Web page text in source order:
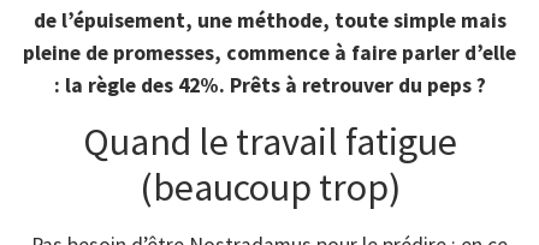
de l’épuisement, une méthode, toute simple mais
pleine de promesses, commence à faire parler d’elle
: la règle des 42%. Prêts à retrouver du peps ?
Quand le travail fatigue
(beaucoup trop)